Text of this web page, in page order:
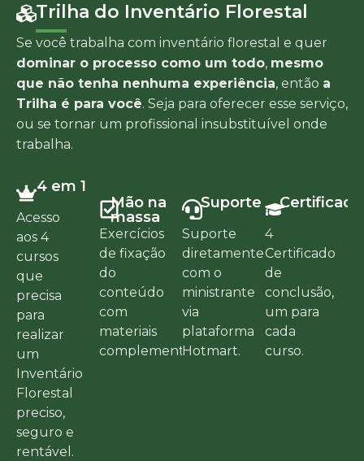
Trilha do Inventário Florestal
Se você trabalha com inventário florestal e quer
dominar o processo como um todo, mesmo
que não tenha nenhuma experiência, então a
Trilha é para você. Seja para oferecer esse serviço,
ou se tornar um profissional insubstituível onde
trabalha.
4 em 1
Acesso
aos 4
cursos
que
precisa
para
realizar
um
Inventário
Florestal
preciso,
seguro e
rentável.
Mão na
massa
Exercícios
de fixação
do
conteúdo
com
materiais
complementares.
Suporte
Suporte
diretamente
com o
ministrante
via
plataforma
Hotmart.
Certificado
4
Certificado
de
conclusão,
um para
cada
curso.